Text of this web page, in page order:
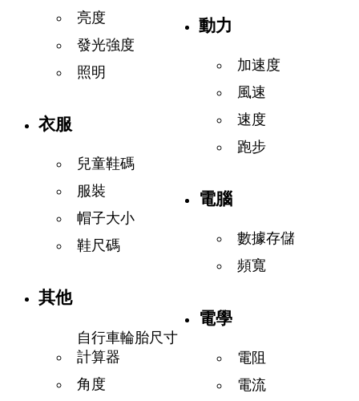
亮度
發光強度
照明
衣服
兒童鞋碼
服裝
帽子大小
鞋尺碼
其他
自行車輪胎尺寸
計算器
角度
動力
加速度
風速
速度
跑步
電腦
數據存儲
頻寬
電學
電阻
電流